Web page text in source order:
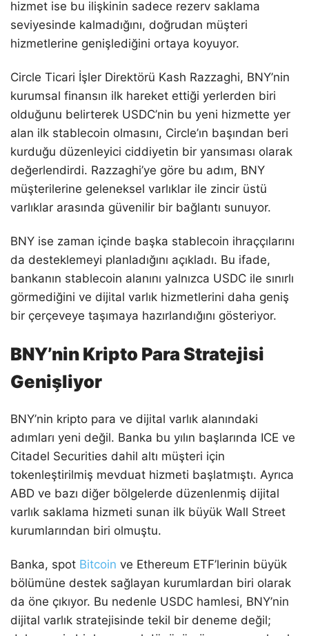
hizmet ise bu ilişkinin sadece rezerv saklama
seviyesinde kalmadığını, doğrudan müşteri
hizmetlerine genişlediğini ortaya koyuyor.
Circle Ticari İşler Direktörü Kash Razzaghi, BNY’nin
kurumsal finansın ilk hareket ettiği yerlerden biri
olduğunu belirterek USDC’nin bu yeni hizmette yer
alan ilk stablecoin olmasını, Circle’ın başından beri
kurduğu düzenleyici ciddiyetin bir yansıması olarak
değerlendirdi. Razzaghi’ye göre bu adım, BNY
müşterilerine geleneksel varlıklar ile zincir üstü
varlıklar arasında güvenilir bir bağlantı sunuyor.
BNY ise zaman içinde başka stablecoin ihraççılarını
da desteklemeyi planladığını açıkladı. Bu ifade,
bankanın stablecoin alanını yalnızca USDC ile sınırlı
görmediğini ve dijital varlık hizmetlerini daha geniş
bir çerçeveye taşımaya hazırlandığını gösteriyor.
BNY’nin Kripto Para Stratejisi
Genişliyor
BNY’nin kripto para ve dijital varlık alanındaki
adımları yeni değil. Banka bu yılın başlarında ICE ve
Citadel Securities dahil altı müşteri için
tokenleştirilmiş mevduat hizmeti başlatmıştı. Ayrıca
ABD ve bazı diğer bölgelerde düzenlenmiş dijital
varlık saklama hizmeti sunan ilk büyük Wall Street
kurumlarından biri olmuştu.
Banka, spot Bitcoin ve Ethereum ETF’lerinin büyük
bölümüne destek sağlayan kurumlardan biri olarak
da öne çıkıyor. Bu nedenle USDC hamlesi, BNY’nin
dijital varlık stratejisinde tekil bir deneme değil;